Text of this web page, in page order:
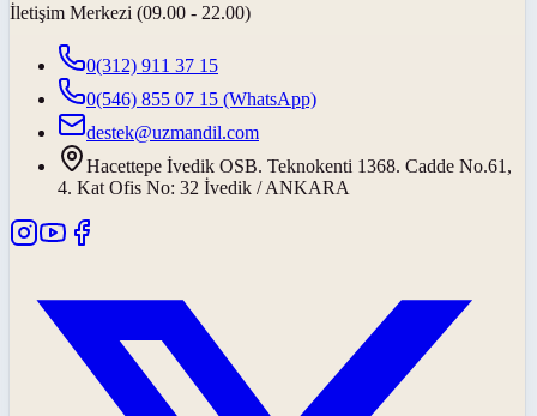
İletişim Merkezi (09.00 - 22.00)
0(312) 911 37 15
0(546) 855 07 15 (WhatsApp)
destek@uzmandil.com
Hacettepe İvedik OSB. Teknokenti 1368. Cadde No.61,
4. Kat Ofis No: 32 İvedik / ANKARA